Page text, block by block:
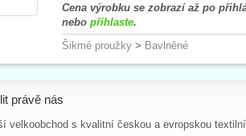
Cena výrobku se zobrazí až po
nebo přihlaste.
Šikmé proužky> Bavlněné
právě nás
velkoobchod s kvalitní českou a evropskou